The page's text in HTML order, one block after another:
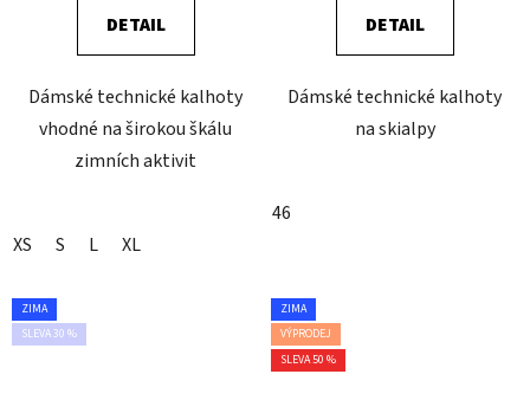
DETAIL
Dámské technické kalhoty
vhodné na širokou škálu
zimních aktivit
XS S L XL
DETAIL
Dámské technické kalhoty
na skialpy
46
ZIMA
SLEVA 30 %
ZIMA
VÝPRODEJ
SLEVA 50 %